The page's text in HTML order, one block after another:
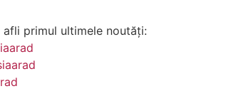
primul ultimele noutăți: